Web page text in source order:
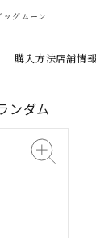
グムーン
購入方法店舗情報
ダム